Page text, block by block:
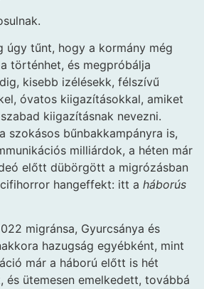
úgy tűnt, hogy a kormány még
történhet, és megpróbálja
kisebb izélésekk, félszívű
óvatos kiigazításokkal, amiket
kiigazításnak nevezni.
szokásos bűnbakkampányra is,
milliárdok, a héten már
előtt dübörgött a migrózásban
hangeffekt: itt a háborús
migránsa, Gyurcsánya és
hazugság egyébként, mint
már a háború előtt is hét
ütemesen emelkedett, továbbá